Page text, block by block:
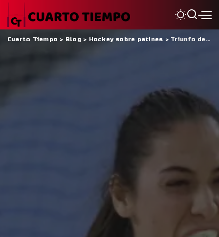
Cuarto Tiempo > Blog > Hockey sobre patines > Triunfo de Telecable para convertirse en la primer finalista